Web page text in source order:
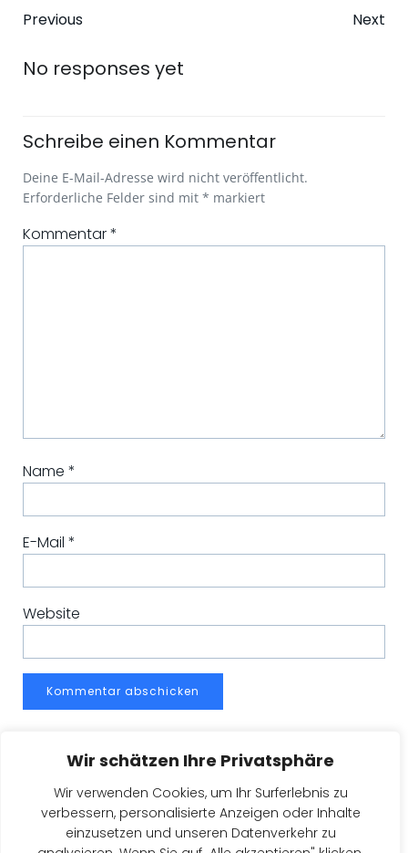
Wir schätzen Ihre Privatsphäre
Wir verwenden Cookies, um Ihr Surferlebnis zu
verbessern, personalisierte Anzeigen oder Inhalte
einzusetzen und unseren Datenverkehr zu
Beitrags-
Navigation
Previous
Beitrags-
Next
No responses yet
Schreibe einen Kommentar
Deine E-Mail-Adresse wird nicht veröffentlicht.
Erforderliche Felder sind mit * markiert
Kommentar*
Name *
E-Mail *
Website